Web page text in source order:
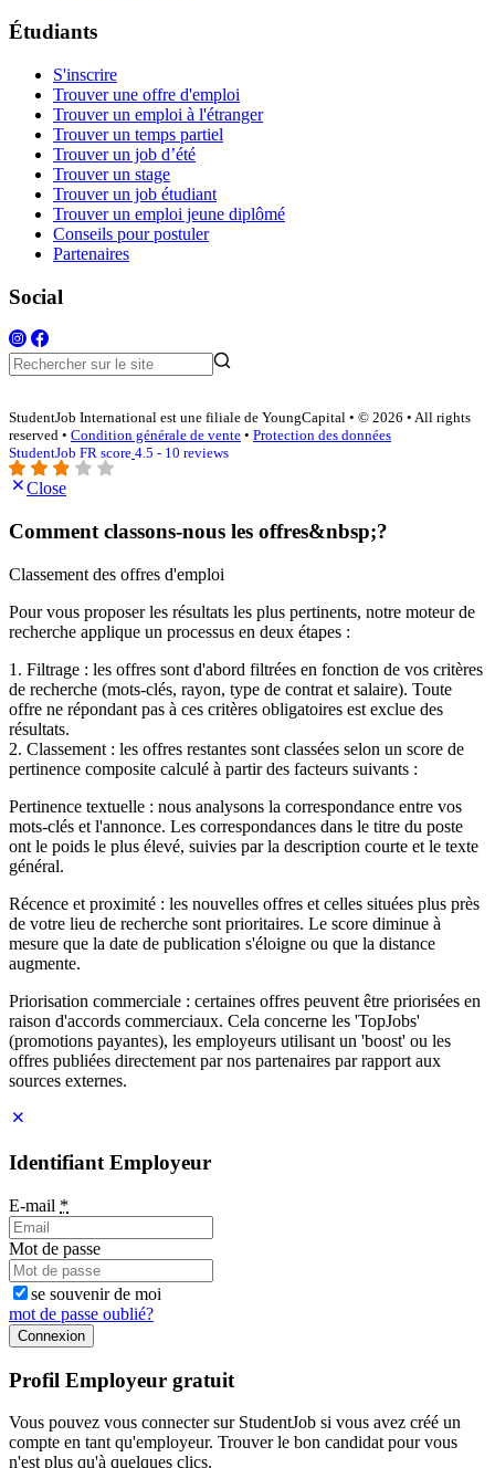
Étudiants
S'inscrire
Trouver une offre d'emploi
Trouver un emploi à l'étranger
Trouver un temps partiel
Trouver un job d’été
Trouver un stage
Trouver un job étudiant
Trouver un emploi jeune diplômé
Conseils pour postuler
Partenaires
Social
StudentJob International est une filiale de YoungCapital • © 2026 • All rights
reserved • Condition générale de vente • Protection des données
StudentJob FR score 4.5 - 10 reviews
Close
Comment classons-nous les offres&nbsp;?
Classement des offres d'emploi
Pour vous proposer les résultats les plus pertinents, notre moteur de
recherche applique un processus en deux étapes :
1. Filtrage : les offres sont d'abord filtrées en fonction de vos critères
de recherche (mots-clés, rayon, type de contrat et salaire). Toute
offre ne répondant pas à ces critères obligatoires est exclue des
résultats.
2. Classement : les offres restantes sont classées selon un score de
pertinence composite calculé à partir des facteurs suivants :
Pertinence textuelle : nous analysons la correspondance entre vos
mots-clés et l'annonce. Les correspondances dans le titre du poste
ont le poids le plus élevé, suivies par la description courte et le texte
général.
Récence et proximité : les nouvelles offres et celles situées plus près
de votre lieu de recherche sont prioritaires. Le score diminue à
mesure que la date de publication s'éloigne ou que la distance
augmente.
Priorisation commerciale : certaines offres peuvent être priorisées en
raison d'accords commerciaux. Cela concerne les 'TopJobs'
(promotions payantes), les employeurs utilisant un 'boost' ou les
offres publiées directement par nos partenaires par rapport aux
sources externes.
Identifiant Employeur
E-mail *
Mot de passe
se souvenir de moi
mot de passe oublié?
Connexion
Profil Employeur gratuit
Vous pouvez vous connecter sur StudentJob si vous avez créé un
compte en tant qu'employeur. Trouver le bon candidat pour vous
n'est plus qu'à quelques clics.